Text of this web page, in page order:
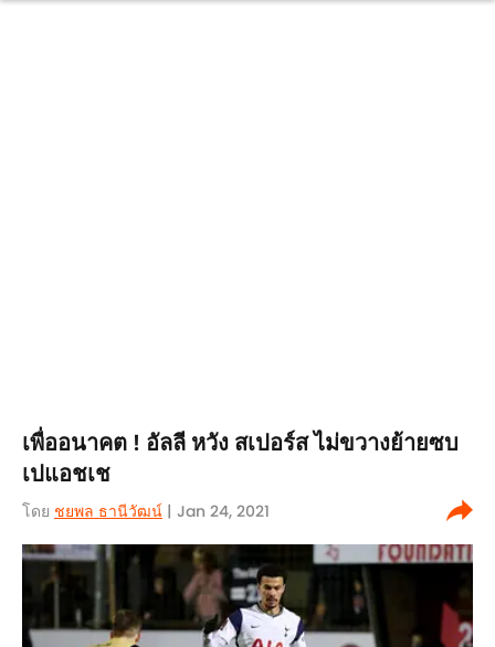
เพื่ออนาคต ! อัลลี หวัง สเปอร์ส ไม่ขวางย้ายซบ
เปแอชเช
โดย ชยพล ธานีวัฒน์ | Jan 24, 2021